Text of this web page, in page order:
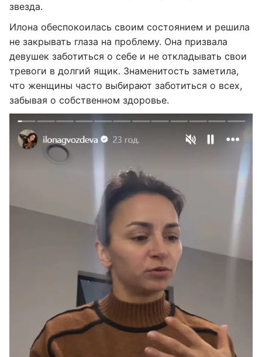
звезда.
Илона обеспокоилась своим состоянием и решила
не закрывать глаза на проблему. Она призвала
девушек заботиться о себе и не откладывать свои
тревоги в долгий ящик. Знаменитость заметила,
что женщины часто выбирают заботиться о всех,
забывая о собственном здоровье.